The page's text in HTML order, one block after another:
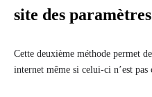
site des
Cette deuxième méthode permet
internet même si celui-ci n’est pas